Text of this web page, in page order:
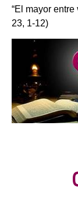
“El mayor
23, 1-12)